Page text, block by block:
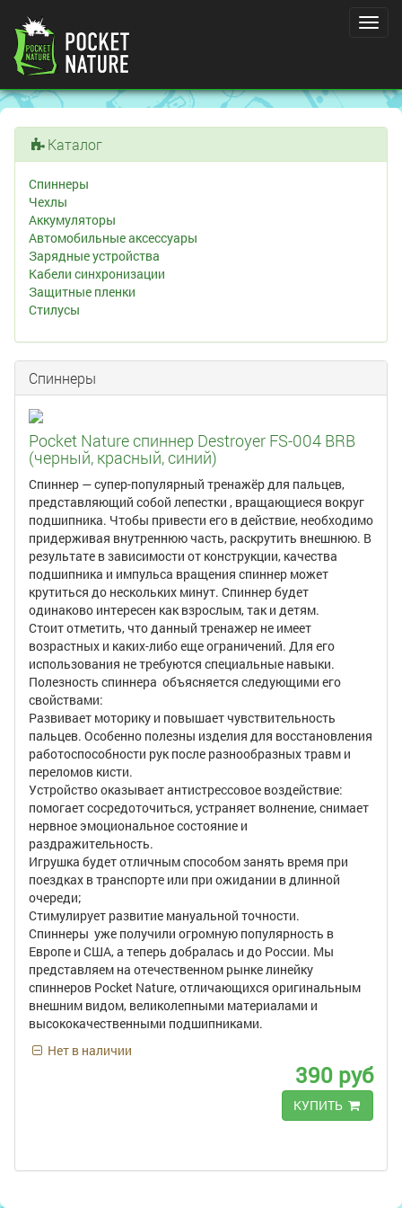
Каталог
Спиннеры
Чехлы
Аккумуляторы
Автомобильные аксессуары
Зарядные устройства
Кабели синхронизации
Защитные пленки
Стилусы
Спиннеры
Pocket Nature спиннер Destroyer FS-004 BRB
(черный, красный, синий)
Спиннер — супер-популярный тренажёр для пальцев,
представляющий собой лепестки , вращающиеся вокруг
подшипника. Чтобы привести его в действие, необходимо
придерживая внутреннюю часть, раскрутить внешнюю. В
результате в зависимости от конструкции, качества
подшипника и импульса вращения спиннер может
крутиться до нескольких минут. Спиннер будет
одинаково интересен как взрослым, так и детям.
Стоит отметить, что данный тренажер не имеет
возрастных и каких-либо еще ограничений. Для его
использования не требуются специальные навыки.
Полезность спиннера объясняется следующими его
свойствами:
Развивает моторику и повышает чувствительность
пальцев. Особенно полезны изделия для восстановления
работоспособности рук после разнообразных травм и
переломов кисти.
Устройство оказывает антистрессовое воздействие:
помогает сосредоточиться, устраняет волнение, снимает
нервное эмоциональное состояние и
раздражительность.
Игрушка будет отличным способом занять время при
поездках в транспорте или при ожидании в длинной
очереди;
Стимулирует развитие мануальной точности.
Спиннеры уже получили огромную популярность в
Европе и США, а теперь добралась и до России. Мы
представляем на отечественном рынке линейку
спиннеров Pocket Nature, отличающихся оригинальным
внешним видом, великолепными материалами и
высококачественными подшипниками.
Нет в наличии
390 руб
КУПИТЬ